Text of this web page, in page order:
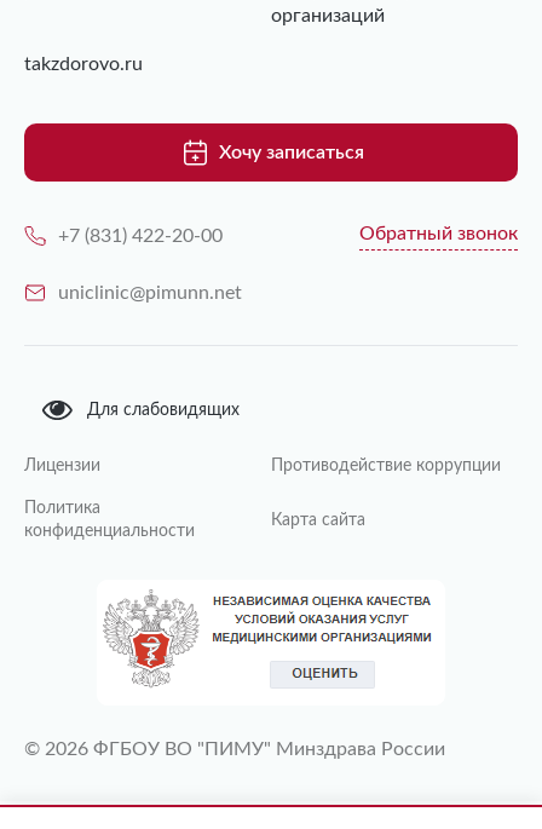
организаций
takzdorovo.ru
Хочу записаться
+7 (831) 422-20-00 Обратный звонок
uniclinic@pimunn.net
Для слабовидящих
Лицензии Противодействие коррупции
Политика
конфиденциальности
Карта сайта
© 2026 ФГБОУ ВО "ПИМУ" Минздрава России